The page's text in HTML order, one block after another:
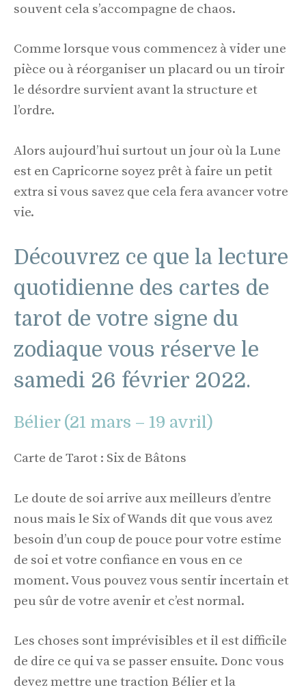
souvent cela s’accompagne de chaos.
Comme lorsque vous commencez à vider une
pièce ou à réorganiser un placard ou un tiroir
le désordre survient avant la structure et
l’ordre.
Alors aujourd’hui surtout un jour où la Lune
est en Capricorne soyez prêt à faire un petit
extra si vous savez que cela fera avancer votre
vie.
Découvrez ce que la lecture
quotidienne des cartes de
tarot de votre signe du
zodiaque vous réserve le
samedi 26 février 2022.
Bélier (21 mars – 19 avril)
Carte de Tarot : Six de Bâtons
Le doute de soi arrive aux meilleurs d’entre
nous mais le Six of Wands dit que vous avez
besoin d’un coup de pouce pour votre estime
de soi et votre confiance en vous en ce
moment. Vous pouvez vous sentir incertain et
peu sûr de votre avenir et c’est normal.
Les choses sont imprévisibles et il est difficile
de dire ce qui va se passer ensuite. Donc vous
devez mettre une traction Bélier et la